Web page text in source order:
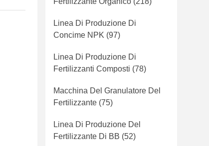
Linea Di Produzione Di
Concime NPK (97)
Linea Di Produzione Di
Fertilizzanti Composti (78)
Macchina Del Granulatore Del
Fertilizzante (75)
Linea Di Produzione Del
Fertilizzante Di BB (52)